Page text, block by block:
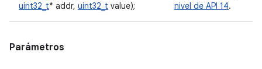
uint32_t* addr, uint32_t value);
nivel de API 14.
Parámetros